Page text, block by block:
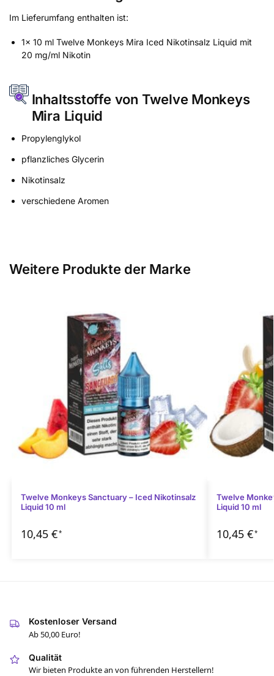
Im Lieferumfang enthalten ist:
1x 10 ml Twelve Monkeys Mira Iced Nikotinsalz Liquid mit
20 mg/ml Nikotin
Inhaltsstoffe von Twelve Monkeys
Mira Liquid
Propylenglykol
pflanzliches Glycerin
Nikotinsalz
verschiedene Aromen
Weitere Produkte der Marke
Twelve Monkeys Sanctuary – Iced Nikotinsalz
Liquid 10 ml
10,45 €*
Twelve
Liquid 10 ml
10,45 €*
Kostenloser Versand
Ab 50,00 Euro!
Qualität
Wir bieten Produkte an von führenden Herstellern!